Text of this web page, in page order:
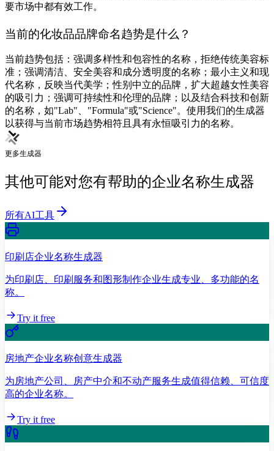
要市场中都有效工作。
当前的化妆品品牌命名趋势是什么？
当前趋势包括：强调多样性和包容性的名称，拒绝传统美容标
准；强调清洁、安全美容和成分透明度的名称；最小主义和现
代名称，反映当代美学；性别中立的品牌，扩大超越女性美容
的吸引力；强调可持续性和伦理的品牌；以及结合科技和创新
的名称，如"Lab"、"Formula"或"Science"。使用我们的生成器
以获得与当前市场趋势相符且具有永恒吸引力的名称。
更多生成器
其他可能对您有帮助的企业名称生成器
所有AI工具
印刷店企业名称生成器
为印刷店、印刷服务和图形制作企业生成专业、多功能的名
称。
Try it free
房地产企业名称创意生成器
为房地产公司、房产中介和不动产服务生成值得信赖、可信度
高的企业名称。
Try it free